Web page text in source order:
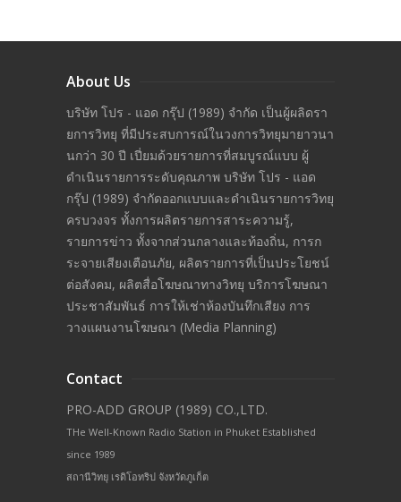
About Us
บริษัท โปร - แอด กรุ๊ป (1989) จำกัด เป็นผู้ผลิดรา
ยการวิทยุ ที่มีประสบการณ์ในวงการวิทยุมายาวนา
นกว่า 30 ปี เปี่ยมด้วยรายการที่สมบูรณ์แบบ ผู้
ดำเนินรายการระดับคุณภาพ บริษัท โปร - แอด
กรุ๊ป (1989) จำกัดออกแบบและดำเนินรายการวิทยุ
ครบวงจร ทั้งการผลิตรายการสาระความรู้,
รายการข่าว ทั้งจากส่วนกลางและท้องถิ่น, การก
ระจายเสียงเตือนภัย, ผลิตรายการที่เป็นประโยชน์
ต่อสังคม, ผลิตสื่อโฆษณาทางวิทยุ บริการโฆษณา
ประชาสัมพันธ์ การให้เช่าห้องบันทึกเสียง การ
วางแผนงานโฆษณา (Media Planning)
Contact
PRO-ADD GROUP (1989) CO.,LTD.
THe Well-Known Radio Station in Phuket Established
since 1989
สถานีวิทยุ เรดิโอทริป จังหวัดภูเก็ต